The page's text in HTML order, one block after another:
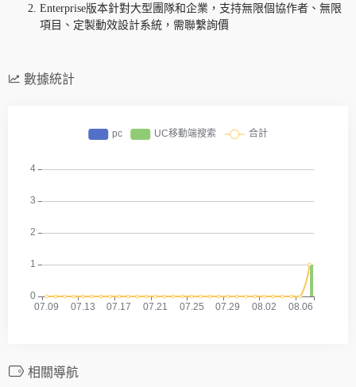
Enterprise版本針對大型團隊和企業，支持無限個協作者、無限
項目、定製動效設計系統，需聯繫詢價
數據統計
相關導航